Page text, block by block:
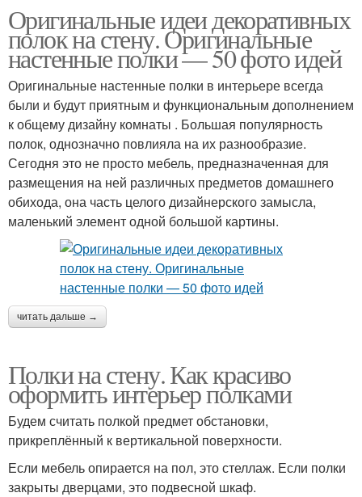
Оригинальные идеи декоративных
полок на стену. Оригинальные
настенные полки — 50 фото идей
Оригинальные настенные полки в интерьере всегда
были и будут приятным и функциональным дополнением
к общему дизайну комнаты . Большая популярность
полок, однозначно повлияла на их разнообразие.
Сегодня это не просто мебель, предназначенная для
размещения на ней различных предметов домашнего
обихода, она часть целого дизайнерского замысла,
маленький элемент одной большой картины.
читать дальше →
Полки на стену. Как красиво
оформить интерьер полками
Будем считать полкой предмет обстановки,
прикреплённый к вертикальной поверхности.
Если мебель опирается на пол, это стеллаж. Если полки
закрыты дверцами, это подвесной шкаф.